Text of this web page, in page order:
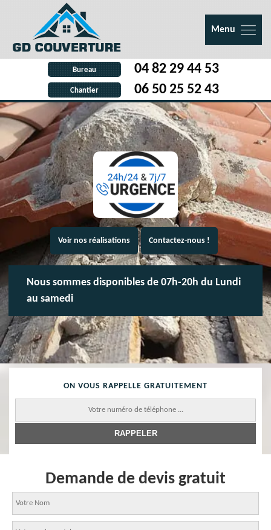
Menu
Bureau 04 82 29 44 53
Chantier 06 50 25 52 43
Voir nos réalisations Contactez-nous !
Nous sommes disponibles de 07h-20h du Lundi
au samedi
ON VOUS RAPPELLE GRATUITEMENT
Demande de devis gratuit